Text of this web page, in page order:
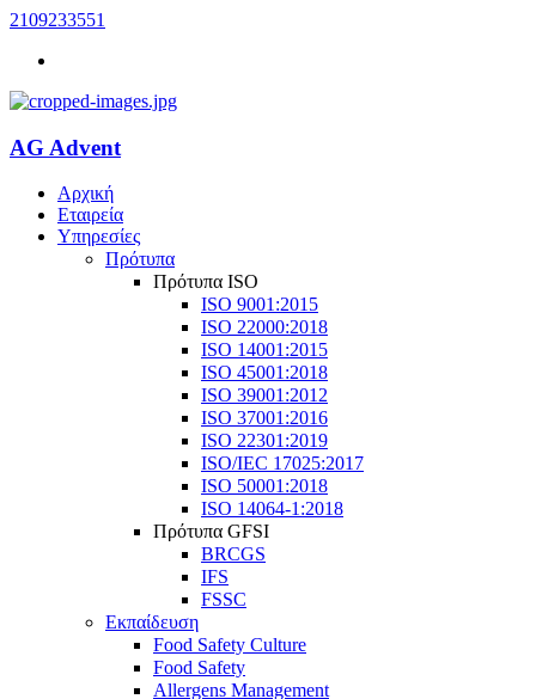
2109233551
AG Advent
Αρχική
Εταιρεία
Υπηρεσίες
Πρότυπα
Πρότυπα ISO
ISO 9001:2015
ISO 22000:2018
ISO 14001:2015
ISO 45001:2018
ISO 39001:2012
ISO 37001:2016
ISO 22301:2019
ISO/IEC 17025:2017
ISO 50001:2018
ISO 14064-1:2018
Πρότυπα GFSI
BRCGS
IFS
FSSC
Εκπαίδευση
Food Safety Culture
Food Safety
Allergens Management